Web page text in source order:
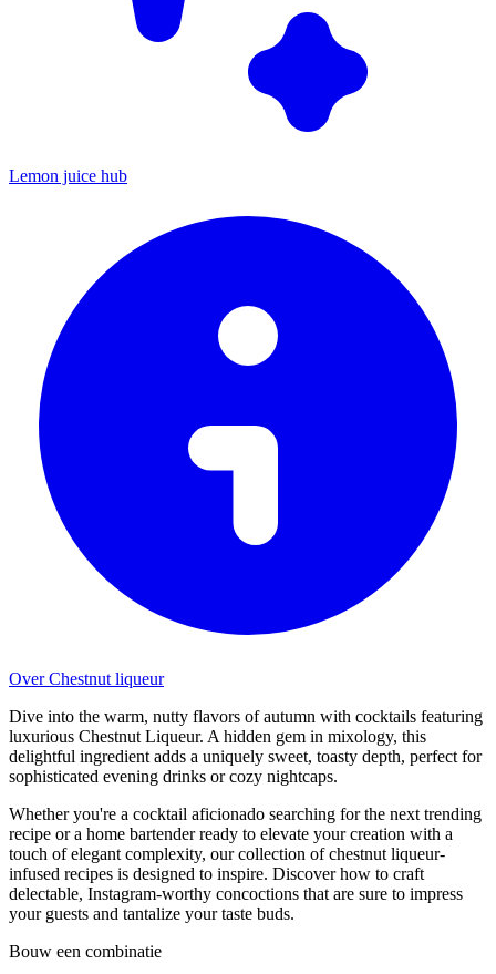
Lemon juice hub
Over Chestnut liqueur
Dive into the warm, nutty flavors of autumn with cocktails featuring
luxurious Chestnut Liqueur. A hidden gem in mixology, this
delightful ingredient adds a uniquely sweet, toasty depth, perfect for
sophisticated evening drinks or cozy nightcaps.
Whether you're a cocktail aficionado searching for the next trending
recipe or a home bartender ready to elevate your creation with a
touch of elegant complexity, our collection of chestnut liqueur-
infused recipes is designed to inspire. Discover how to craft
delectable, Instagram-worthy concoctions that are sure to impress
your guests and tantalize your taste buds.
Bouw een combinatie